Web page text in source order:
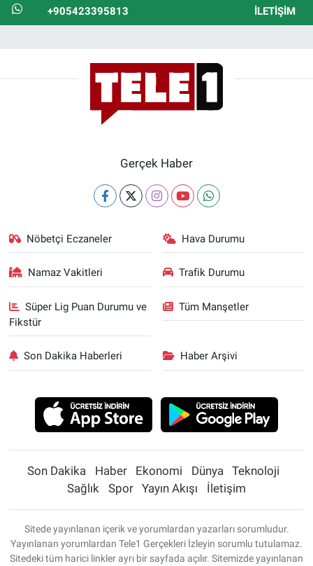
+905423395813 İLETIŞIM
Gerçek Haber
Nöbetçi Eczaneler Hava Durumu
Namaz Vakitleri Trafik Durumu
Süper Lig Puan Durumu ve
Fikstür
Tüm Manşetler
Son Dakika Haberleri Haber Arşivi
Son Dakika Haber Ekonomi Dünya
Teknoloji
Sağlık
Spor Yayın Akışı İletişim
Sitede yayınlanan içerik ve yorumlardan yazarları sorumludur.
Yayınlanan yorumlardan Tele1 Gerçekleri İzleyin sorumlu tutulamaz.
Sitedeki tüm harici linkler ayrı bir sayfada açılır. Sitemizde yayınlanan